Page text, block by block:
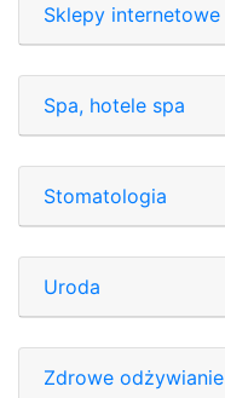
Sklepy internetowe
Spa, hotele spa
Stomatologia
Uroda
Zdrowe odżywianie